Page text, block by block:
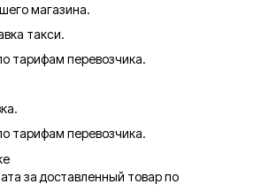
магазина.
такси.
тарифам перевозчика.
тарифам перевозчика.
за доставленный товар по